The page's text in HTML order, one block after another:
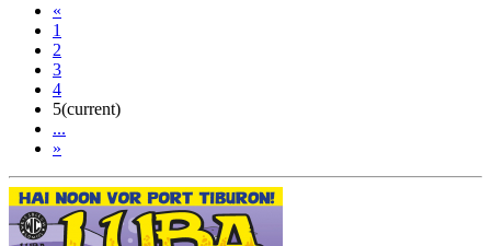
«
1
2
3
4
5(current)
...
»